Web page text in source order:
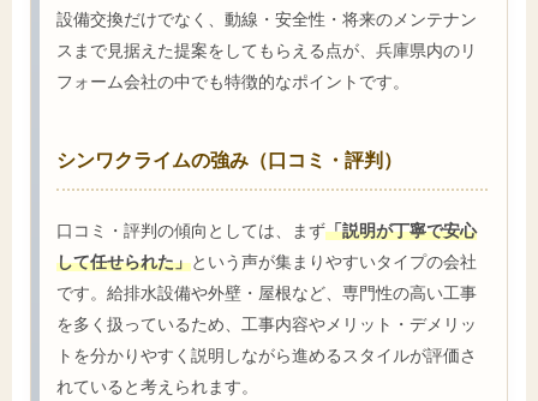
設備交換だけでなく、動線・安全性・将来のメンテナン
スまで見据えた提案をしてもらえる点が、兵庫県内のリ
フォーム会社の中でも特徴的なポイントです。
シンワクライムの強み（口コミ・評判）
口コミ・評判の傾向としては、まず「説明が丁寧で安心
して任せられた」という声が集まりやすいタイプの会社
です。給排水設備や外壁・屋根など、専門性の高い工事
を多く扱っているため、工事内容やメリット・デメリッ
トを分かりやすく説明しながら進めるスタイルが評価さ
れていると考えられます。